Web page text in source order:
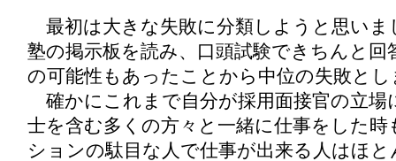
最初は大きな失敗に分類しようと思いま
塾の掲示板を読み、口頭試験できちんと回
の可能性もあったことから中位の失敗とし
確かにこれまで自分が採用面接官の立場
士を含む多くの方々と一緒に仕事をした
ションの駄目な人で仕事が出来る人はほ